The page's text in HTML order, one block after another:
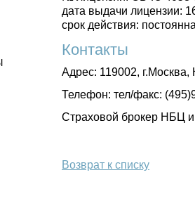
дата выдачи лицензии:
срок действия:
Контакты
Адрес: 119002,
Телефон: тел/факс:
Страховой брокер НБЦ
Возврат к списку